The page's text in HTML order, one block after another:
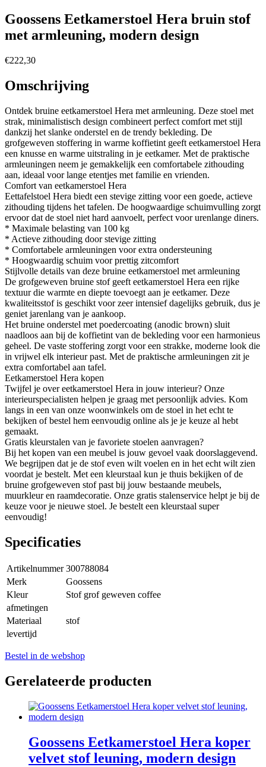
Goossens Eetkamerstoel Hera bruin stof
met armleuning, modern design
€222,30
Omschrijving
Ontdek bruine eetkamerstoel Hera met armleuning. Deze stoel met
strak, minimalistisch design combineert perfect comfort met stijl
dankzij het slanke onderstel en de trendy bekleding. De
grofgeweven stoffering in warme koffietint geeft eetkamerstoel Hera
een knusse en warme uitstraling in je eetkamer. Met de praktische
armleuningen neem je gemakkelijk een comfortabele zithouding
aan, ideaal voor lange etentjes met familie en vrienden.
Comfort van eetkamerstoel Hera
Eettafelstoel Hera biedt een stevige zitting voor een goede, actieve
zithouding tijdens het tafelen. De hoogwaardige schuimvulling zorgt
ervoor dat de stoel niet hard aanvoelt, perfect voor urenlange diners.
* Maximale belasting van 100 kg
* Actieve zithouding door stevige zitting
* Comfortabele armleuningen voor extra ondersteuning
* Hoogwaardig schuim voor prettig zitcomfort
Stijlvolle details van deze bruine eetkamerstoel met armleuning
De grofgeweven bruine stof geeft eetkamerstoel Hera een rijke
textuur die warmte en diepte toevoegt aan je eetkamer. Deze
kwaliteitsstof is geschikt voor zeer intensief dagelijks gebruik, dus je
geniet jarenlang van je aankoop.
Het bruine onderstel met poedercoating (anodic brown) sluit
naadloos aan bij de koffietint van de bekleding voor een harmonieus
geheel. De vaste stoffering zorgt voor een strakke, moderne look die
in vrijwel elk interieur past. Met de praktische armleuningen zit je
extra comfortabel aan tafel.
Eetkamerstoel Hera kopen
Twijfel je over eetkamerstoel Hera in jouw interieur? Onze
interieurspecialisten helpen je graag met persoonlijk advies. Kom
langs in een van onze woonwinkels om de stoel in het echt te
bekijken of bestel hem eenvoudig online als je je keuze al hebt
gemaakt.
Gratis kleurstalen van je favoriete stoelen aanvragen?
Bij het kopen van een meubel is jouw gevoel vaak doorslaggevend.
We begrijpen dat je de stof even wilt voelen en in het echt wilt zien
voordat je bestelt. Met een kleurstaal kun je thuis bekijken of de
bruine grofgeweven stof past bij jouw bestaande meubels,
muurkleur en raamdecoratie. Onze gratis stalenservice helpt je bij de
keuze voor je nieuwe stoel. Je bestelt een kleurstaal super
eenvoudig!
Specificaties
Artikelnummer 300788084
Merk
Goossens
Kleur
Stof grof geweven coffee
afmetingen
Materiaal
stof
levertijd
Bestel in de webshop
Gerelateerde producten
Goossens Eetkamerstoel Hera koper
velvet stof leuning, modern design